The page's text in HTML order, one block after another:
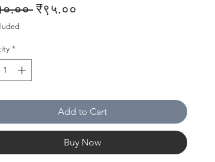
Regular
₹९५.००
*
Add to Cart
Buy Now